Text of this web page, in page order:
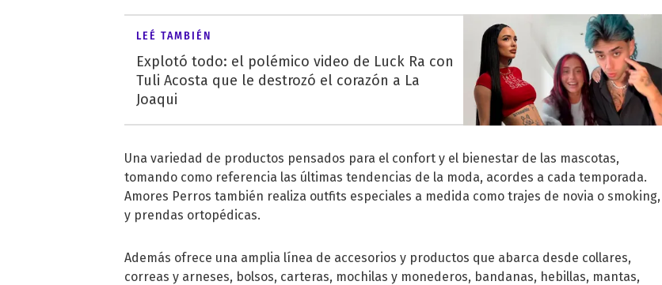
LEÉ TAMBIÉN
Explotó todo: el polémico video de Luck Ra con
Tuli Acosta que le destrozó el corazón a La
Joaqui
Una variedad de productos pensados para el confort y el bienestar de las mascotas,
tomando como referencia las últimas tendencias de la moda, acordes a cada temporada.
Amores Perros también realiza outfits especiales a medida como trajes de novia o smoking,
y prendas ortopédicas.
Además ofrece una amplia línea de accesorios y productos que abarca desde collares,
correas y arneses, bolsos, carteras, mochilas y monederos, bandanas, hebillas, mantas,